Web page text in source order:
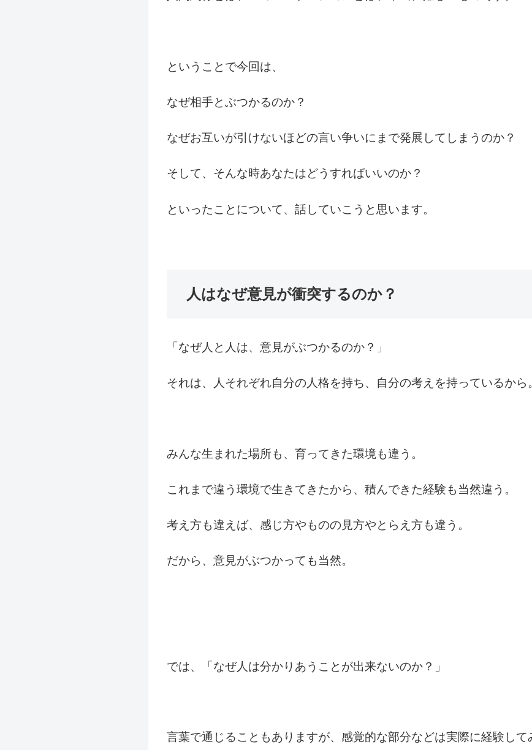
ということで今回は、
なぜ相手とぶつかるのか？
なぜお互いが引けないほどの言い争いにまで発展してしまうのか？
そして、そんな時あなたはどうすればいいのか？
といったことについて、話していこうと思います。
人はなぜ意見が衝突するのか？
「なぜ人と人は、意見がぶつかるのか？」
それは、人それぞれ自分の人格を持ち、自分の考えを持っているから
みんな生まれた場所も、育ってきた環境も違う。
これまで違う環境で生きてきたから、積んできた経験も当然違う。
考え方も違えば、感じ方やものの見方やとらえ方も違う。
だから、意見がぶつかっても当然。
では、「なぜ人は分かりあうことが出来ないのか？」
言葉で通じることもありますが、感覚的な部分などは実際に経験し